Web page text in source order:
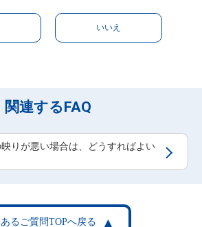
いいえ
関連するFAQ
映りが悪い場合は、どうすればよい